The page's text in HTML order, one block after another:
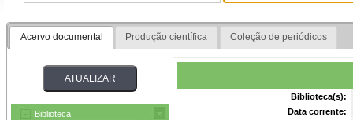
Acervo documental Produção científica Coleção de periódicos
Biblioteca
Biblioteca(s):
Data corrente: